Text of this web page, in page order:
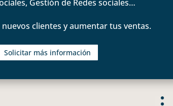
Gestión de Redes sociales…
clientes y aumentar tus ventas.
Solicitar más información